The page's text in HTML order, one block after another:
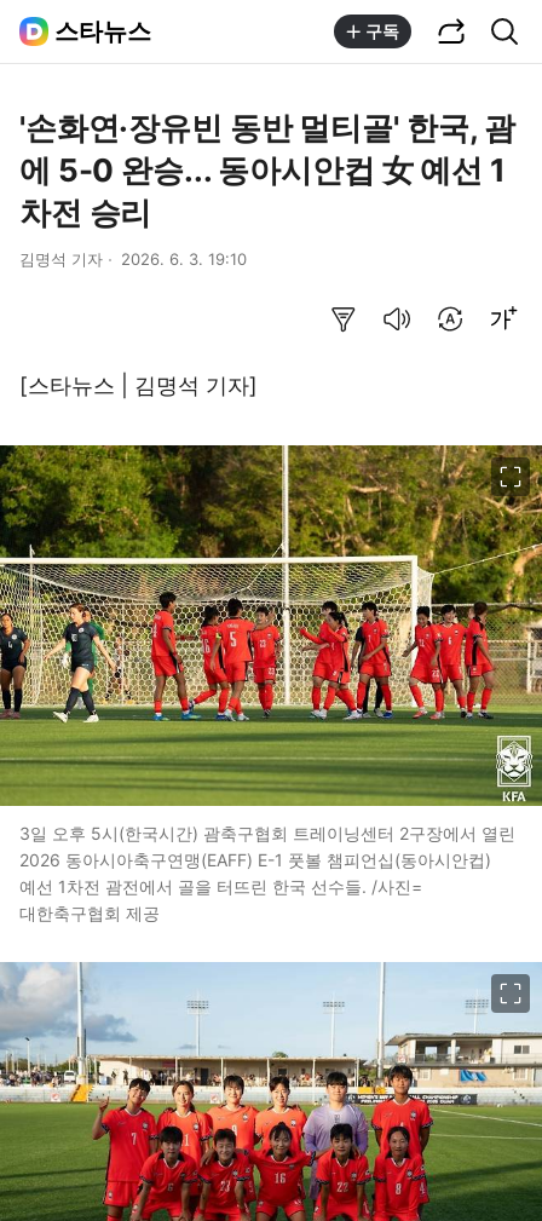
스타뉴스 구독
'손화연·장유빈 동반 멀티골' 한국, 괌
에 5-0 완승... 동아시안컵 女 예선 1
차전 승리
김명석 기자 2026. 6. 3. 19:10
[스타뉴스 | 김명석 기자]
3일 오후 5시(한국시간) 괌축구협회 트레이닝센터 2구장에서 열린
2026 동아시아축구연맹(EAFF) E-1 풋볼 챔피언십(동아시안컵)
예선 1차전 괌전에서 골을 터뜨린 한국 선수들. /사진=
대한축구협회 제공